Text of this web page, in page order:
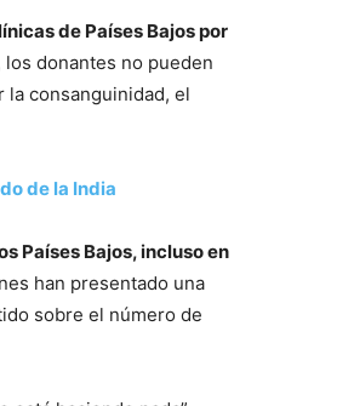
de Países Bajos por
los donantes no pueden
la consanguinidad, el
de la India
Países Bajos, incluso en
han presentado una
sobre el número de